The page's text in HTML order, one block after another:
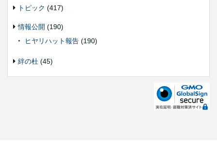
トピック (417)
情報公開 (190)
ヒヤリハット報告 (190)
絆の杜 (45)